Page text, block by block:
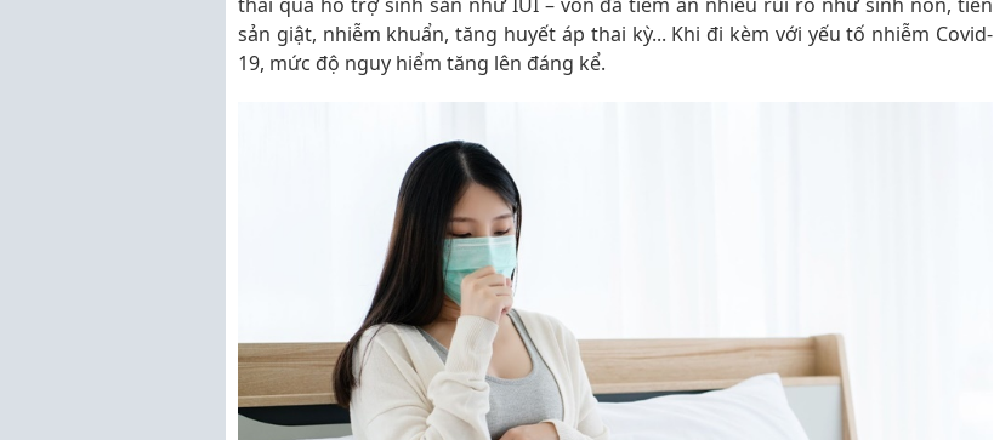
sản giật, nhiễm khuẩn, tăng huyết áp thai kỳ... Khi đi kèm với yếu tố nhiễm Covid-
19, mức độ nguy hiểm tăng lên đáng kể.